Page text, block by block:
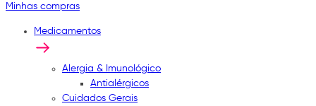
Minhas compras
Medicamentos
Alergia & Imunológico
Antialérgicos
Cuidados Gerais